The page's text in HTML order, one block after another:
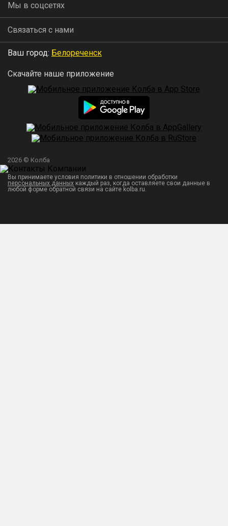
Мы в соцсетях
Связаться с нами
Ваш город: Белореченск
Скачайте наше приложение
2026 © Колба
Вы принимаете условия политики в отношении обработки
персональных данных каждый раз, когда оставляете свои данные в
любой форме обратной связи на сайте kolba.ru.